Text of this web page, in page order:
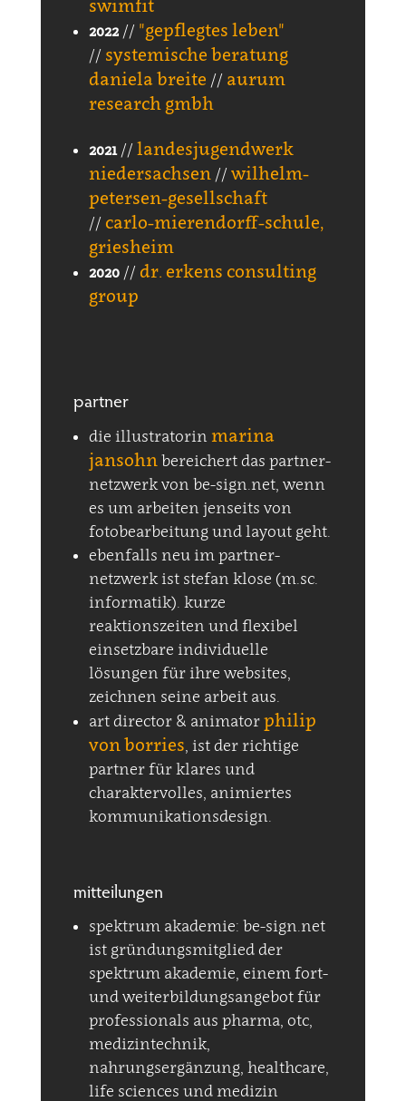
swimfit
2022 // "gepflegtes leben"
// systemische beratung
daniela breite // aurum
research gmbh
2021// landesjugendwerk
niedersachsen // wilhelm-
petersen-gesellschaft
// carlo-mierendorff-schule,
griesheim
2020 // dr. erkens consulting
group
partner
die illustratorin marina
jansohn bereichert das partner-
netzwerk von be-sign.net, wenn
es um arbeiten jenseits von
fotobearbeitung und layout geht.
ebenfalls neu im partner-
netzwerk ist stefan klose (m.sc.
informatik). kurze
reaktionszeiten und flexibel
einsetzbare individuelle
lösungen für ihre websites,
zeichnen seine arbeit aus.
art director & animator philip
von borries , ist der richtige
partner für klares und
charaktervolles, animiertes
kommunikationsdesign.
mitteilungen
spektrum akademie: be-sign.net
ist gründungsmitglied der
spektrum akademie, einem fort-
und weiterbildungsangebot für
professionals aus pharma, otc,
medizintechnik,
nahrungsergänzung, healthcare,
life sciences und medizin